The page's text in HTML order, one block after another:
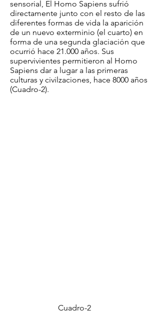
sensorial, El Homo Sapiens sufrió
directamente junto con el resto de las
diferentes formas de vida la aparición
de un nuevo exterminio (el cuarto) en
forma de una segunda glaciación que
ocurrió hace 21.000 años. Sus
supervivientes permitieron al Homo
Sapiens dar a lugar a las primeras
culturas y civilzaciones, hace 8000 años
(Cuadro-2).
Cuadro-2